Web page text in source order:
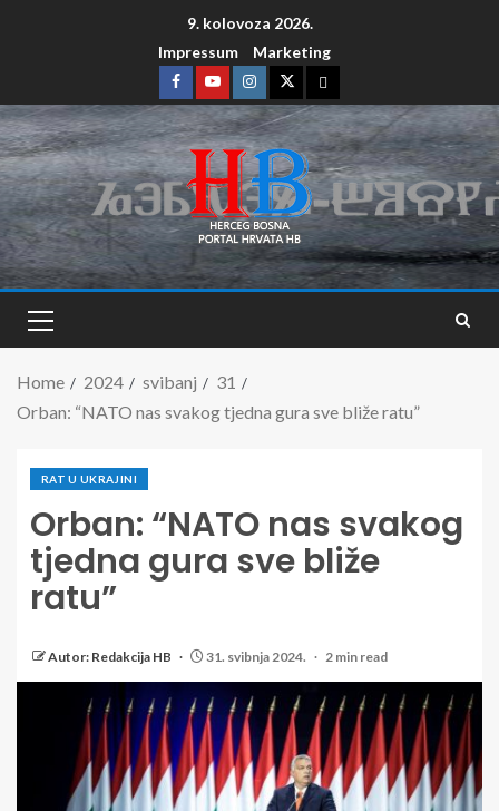
9. kolovoza 2026.
Impressum
Marketing
Home 2024 svibanj
31
Orban: “NATO nas svakog tjedna gura sve bliže ratu”
RAT U UKRAJINI
Orban: “NATO nas svakog
tjedna gura sve bliže
ratu”
Autor: Redakcija HB 31. svibnja 2024. 2 min read